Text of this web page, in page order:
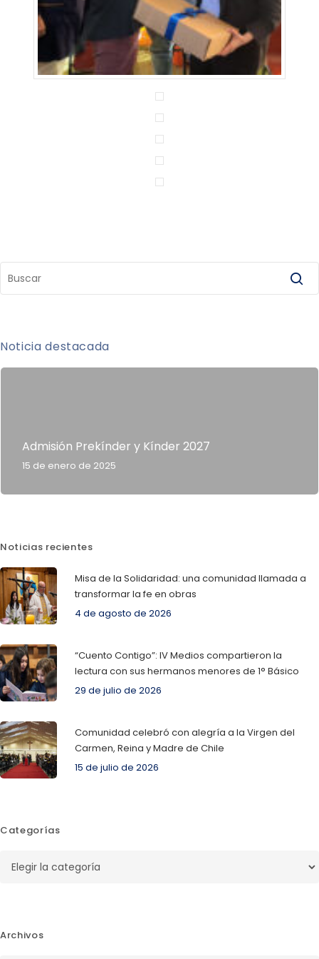
Noticia destacada
Admisión Prekínder y Kínder 2027
15 de enero de 2025
Noticias recientes
Misa de la Solidaridad: una comunidad llamada a
transformar la fe en obras
4 de agosto de 2026
“Cuento Contigo”: IV Medios compartieron la
lectura con sus hermanos menores de 1° Básico
29 de julio de 2026
Comunidad celebró con alegría a la Virgen del
Carmen, Reina y Madre de Chile
15 de julio de 2026
Categorías
Archivos